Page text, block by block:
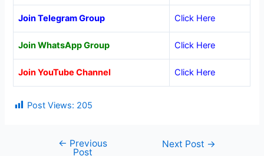
Join Telegram Group Click Here
Join WhatsApp Group Click Here
Join YouTube Channel Click Here
Post Views: 205
← Previous
Post
Next Post →